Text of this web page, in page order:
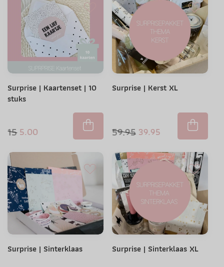
Surprise | Kaartenset | 10
stuks
15 5.00
Surprise | Kerst XL
59.95 39.95
Surprise | Sinterklaas Surprise | Sinterklaas XL